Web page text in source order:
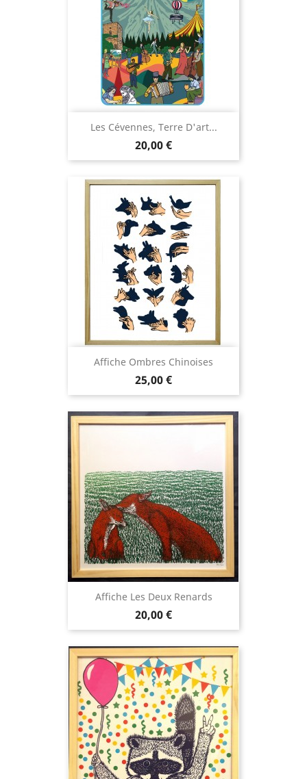
Les Cévennes, Terre D'art...
Prix
20,00 €
Affiche Ombres Chinoises
Prix
25,00 €
Affiche Les Deux Renards
Prix
20,00 €